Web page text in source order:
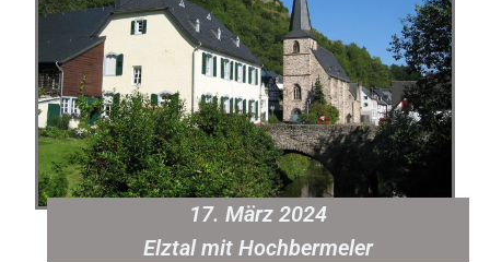
17. März 2024
Elztal mit Hochbermeler